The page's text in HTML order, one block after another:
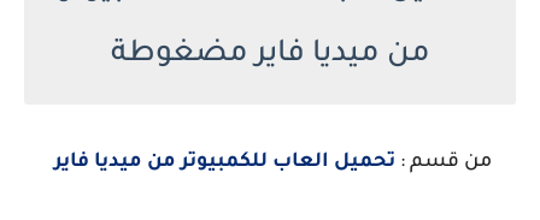
من ميديا فاير مضغوطة
من قسم : تحميل العاب للكمبيوتر من ميديا فاير